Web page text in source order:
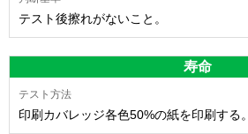
テスト後擦れがないこと。
寿命
印刷カバレッジ各色50%の紙を印刷する。